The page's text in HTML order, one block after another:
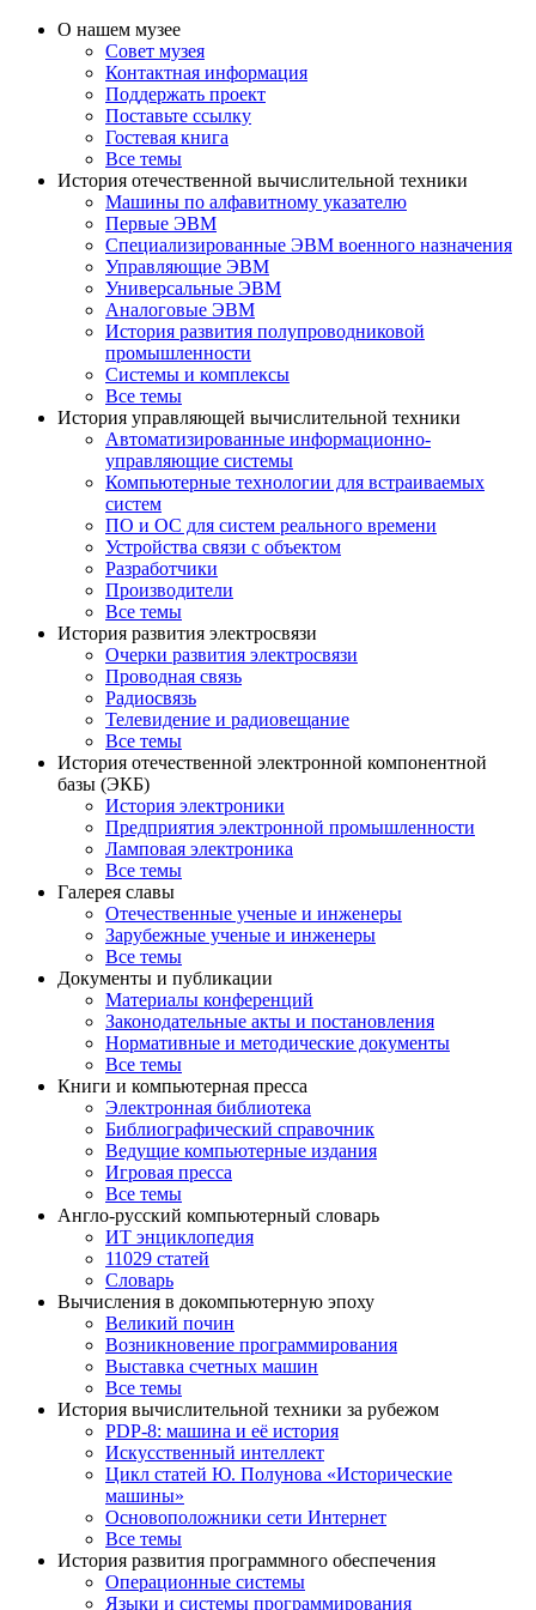
О нашем музее
Совет музея
Контактная информация
Поддержать проект
Поставьте ссылку
Гостевая книга
Все темы
История отечественной вычислительной техники
Машины по алфавитному указателю
Первые ЭВМ
Специализированные ЭВМ военного назначения
Управляющие ЭВМ
Универсальные ЭВМ
Аналоговые ЭВМ
История развития полупроводниковой
промышленности
Системы и комплексы
Все темы
История управляющей вычислительной техники
Автоматизированные информационно-
управляющие системы
Компьютерные технологии для встраиваемых
систем
ПО и ОС для систем реального времени
Устройства связи с объектом
Разработчики
Производители
Все темы
История развития электросвязи
Очерки развития электросвязи
Проводная связь
Радиосвязь
Телевидение и радиовещание
Все темы
История отечественной электронной компонентной
базы (ЭКБ)
История электроники
Предприятия электронной промышленности
Ламповая электроника
Все темы
Галерея славы
Отечественные ученые и инженеры
Зарубежные ученые и инженеры
Все темы
Документы и публикации
Материалы конференций
Законодательные акты и постановления
Нормативные и методические документы
Все темы
Книги и компьютерная пресса
Электронная библиотека
Библиографический справочник
Ведущие компьютерные издания
Игровая пресса
Все темы
Англо-русский компьютерный словарь
ИТ энциклопедия
11029 статей
Словарь
Вычисления в докомпьютерную эпоху
Великий почин
Возникновение программирования
Выставка счетных машин
Все темы
История вычислительной техники за рубежом
PDP-8: машина и её история
Искусственный интеллект
Цикл статей Ю. Полунова «Исторические
машины»
Основоположники сети Интернет
Все темы
История развития программного обеспечения
Операционные системы
Языки и системы программирования